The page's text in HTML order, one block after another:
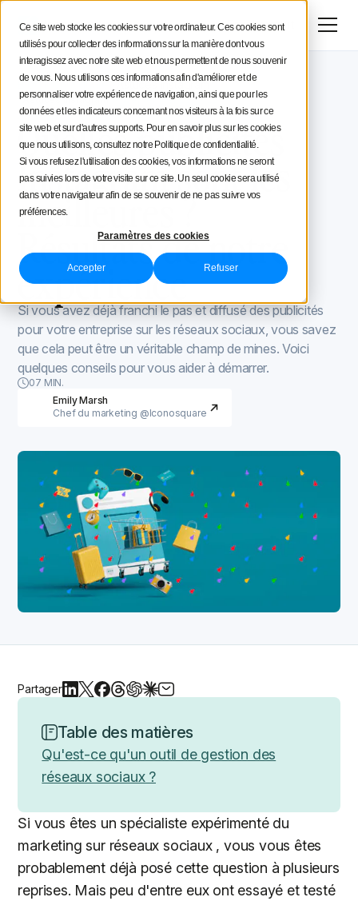
Ce site web stocke les cookies sur votre ordinateur. Ces cookies sont
utilisés pour collecter des informations sur la manière dont vous
interagissez avec notre site web et nous permettent de nous souvenir
de vous. Nous utilisons ces informations afin d'améliorer et de
personnaliser votre expérience de navigation, ainsi que pour les
données et les indicateurs concernant nos visiteurs à la fois sur ce
site web et sur d'autres supports. Pour en savoir plus sur les cookies
que nous utilisons, consultez notre Politique de confidentialité.
Si vous refusez l'utilisation des cookies, vos informations ne seront
pas suivies lors de votre visite sur ce site. Un seul cookie sera utilisé
dans votre navigateur afin de se souvenir de ne pas suivre vos
préférences.
Paramètres des cookies
Accepter Refuser
Essai gratuit
Menu
Stratégie social media
Conseils aux créateurs
Iconosquare
Blog Iconosquare Astuces Instagram
Astuces Instagram
September 23, 2022
Mis à jour leSeptember 20, 2022
Quelles publicités
Instagram sont les
meilleures ?
Résultats de notre
expérience
Si vous avez déjà franchi le pas et diffusé des publicités
pour votre entreprise sur les réseaux sociaux, vous savez
que cela peut être un véritable champ de mines. Voici
quelques conseils pour vous aider à démarrer.
07 MIN.
Emily Marsh
Chef du marketing @Iconosquare
Partager
Table des matières
Qu'est-ce qu'un outil de gestion des
réseaux sociaux ?
Si vous êtes un spécialiste expérimenté du
marketing sur réseaux sociaux , vous vous êtes
probablement déjà posé cette question à plusieurs
reprises. Mais peu d'entre eux ont essayé et testé